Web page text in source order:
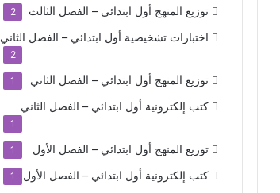
توزيع المنهج أول ابتدائي – الفصل الثالث 2
اختبارات تشخيصية أول ابتدائي – الفصل الثاني
2
توزيع المنهج أول ابتدائي – الفصل الثاني 1
كتب إلكترونية أول ابتدائي – الفصل الثاني
1
توزيع المنهج أول ابتدائي – الفصل الأول 1
كتب إلكترونية أول ابتدائي – الفصل الأول 1